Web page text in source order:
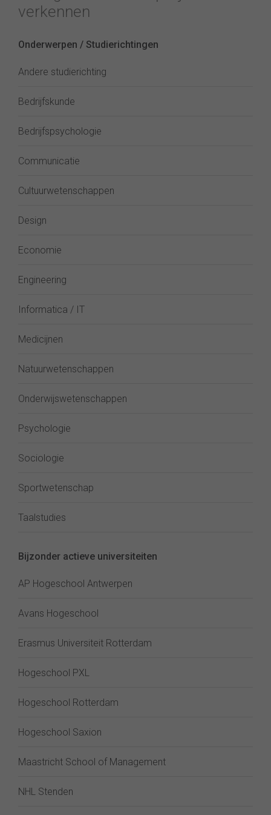
verkennen
Onderwerpen / Studierichtingen
Andere studierichting
Bedrijfskunde
Bedrijfspsychologie
Communicatie
Cultuurwetenschappen
Design
Economie
Engineering
Informatica / IT
Medicijnen
Natuurwetenschappen
Onderwijswetenschappen
Psychologie
Sociologie
Sportwetenschap
Taalstudies
Bijzonder actieve universiteiten
AP Hogeschool Antwerpen
Avans Hogeschool
Erasmus Universiteit Rotterdam
Hogeschool PXL
Hogeschool Rotterdam
Hogeschool Saxion
Maastricht School of Management
NHL Stenden